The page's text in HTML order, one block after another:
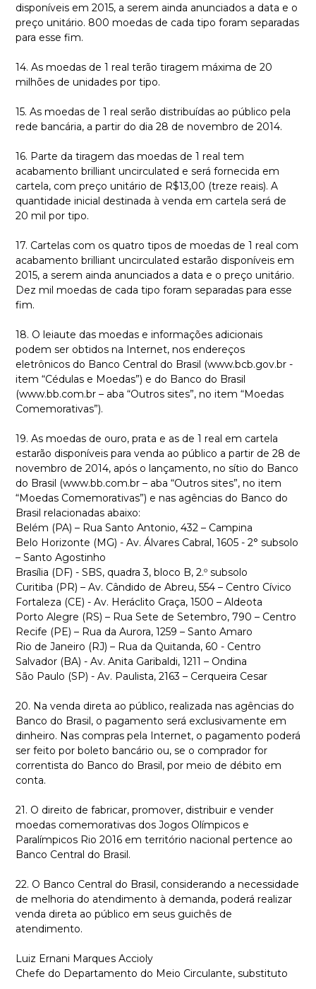
disponíveis em 2015, a serem ainda anunciados a data e o
preço unitário. 800 moedas de cada tipo foram separadas
para esse fim.
14. As moedas de 1 real terão tiragem máxima de 20
milhões de unidades por tipo.
15. As moedas de 1 real serão distribuídas ao público pela
rede bancária, a partir do dia 28 de novembro de 2014.
16. Parte da tiragem das moedas de 1 real tem
acabamento brilliant uncirculated e será fornecida em
cartela, com preço unitário de R$13,00 (treze reais). A
quantidade inicial destinada à venda em cartela será de
20 mil por tipo.
17. Cartelas com os quatro tipos de moedas de 1 real com
acabamento brilliant uncirculated estarão disponíveis em
2015, a serem ainda anunciados a data e o preço unitário.
Dez mil moedas de cada tipo foram separadas para esse
fim.
18. O leiaute das moedas e informações adicionais
podem ser obtidos na Internet, nos endereços
eletrônicos do Banco Central do Brasil (www.bcb.gov.br -
item “Cédulas e Moedas”) e do Banco do Brasil
(www.bb.com.br – aba “Outros sites”, no item “Moedas
Comemorativas”).
19. As moedas de ouro, prata e as de 1 real em cartela
estarão disponíveis para venda ao público a partir de 28 de
novembro de 2014, após o lançamento, no sítio do Banco
do Brasil (www.bb.com.br – aba “Outros sites”, no item
“Moedas Comemorativas”) e nas agências do Banco do
Brasil relacionadas abaixo:
Belém (PA) – Rua Santo Antonio, 432 – Campina
Belo Horizonte (MG) - Av. Álvares Cabral, 1605 - 2° subsolo
– Santo Agostinho
Brasília (DF) - SBS, quadra 3, bloco B, 2.º subsolo
Curitiba (PR) – Av. Cândido de Abreu, 554 – Centro Cívico
Fortaleza (CE) - Av. Heráclito Graça, 1500 – Aldeota
Porto Alegre (RS) – Rua Sete de Setembro, 790 – Centro
Recife (PE) – Rua da Aurora, 1259 – Santo Amaro
Rio de Janeiro (RJ) – Rua da Quitanda, 60 - Centro
Salvador (BA) - Av. Anita Garibaldi, 1211 – Ondina
São Paulo (SP) - Av. Paulista, 2163 – Cerqueira Cesar
20. Na venda direta ao público, realizada nas agências do
Banco do Brasil, o pagamento será exclusivamente em
dinheiro. Nas compras pela Internet, o pagamento poderá
ser feito por boleto bancário ou, se o comprador for
correntista do Banco do Brasil, por meio de débito em
conta.
21. O direito de fabricar, promover, distribuir e vender
moedas comemorativas dos Jogos Olímpicos e
Paralímpicos Rio 2016 em território nacional pertence ao
Banco Central do Brasil.
22. O Banco Central do Brasil, considerando a necessidade
de melhoria do atendimento à demanda, poderá realizar
venda direta ao público em seus guichês de
atendimento.
Luiz Ernani Marques Accioly
Chefe do Departamento do Meio Circulante, substituto